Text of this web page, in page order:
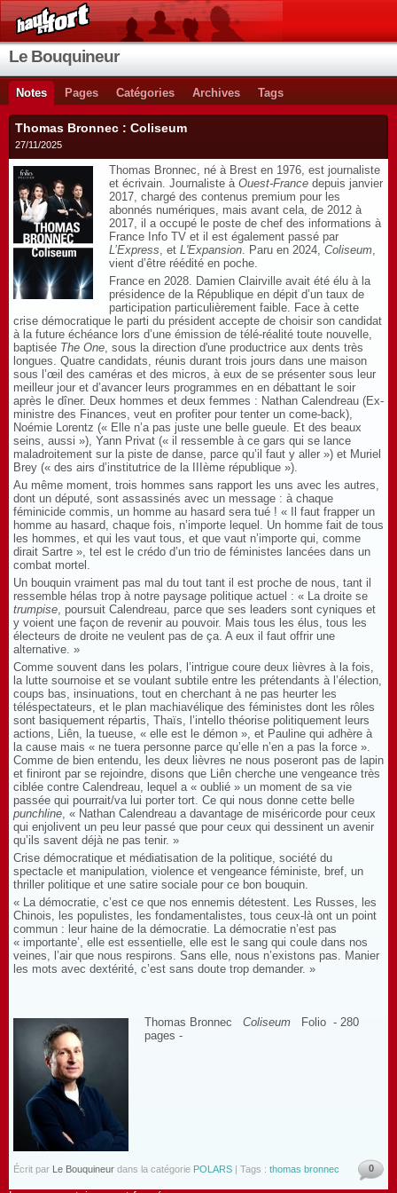
Le Bouquineur
Notes Pages Catégories Archives Tags
Thomas Bronnec : Coliseum
27/11/2025
Thomas Bronnec, né à Brest en 1976, est journaliste
et écrivain. Journaliste àOuest-France depuis janvier
2017, chargé des contenus premium pour les
abonnés numériques, mais avant cela, de 2012 à
2017, il a occupé le poste de chef des informations à
France Info TV et il est également passé par
L’Express, etL'Expansion. Paru en 2024,Coliseum,
vient d’être réédité en poche.
France en 2028. Damien Clairville avait été élu à la
présidence de la République en dépit d’un taux de
participation particulièrement faible. Face à cette
crise démocratique le parti du président accepte de choisir son candidat
à la future échéance lors d’une émission de télé-réalité toute nouvelle,
baptisée The One, sous la direction d'une productrice aux dents très
longues. Quatre candidats, réunis durant trois jours dans une maison
sous l’œil des caméras et des micros, à eux de se présenter sous leur
meilleur jour et d’avancer leurs programmes en en débattant le soir
après le dîner. Deux hommes et deux femmes : Nathan Calendreau (Ex-
ministre des Finances, veut en profiter pour tenter un come-back),
Noémie Lorentz (« Elle n’a pas juste une belle gueule. Et des beaux
seins, aussi »), Yann Privat (« il ressemble à ce gars qui se lance
maladroitement sur la piste de danse, parce qu’il faut y aller ») et Muriel
Brey (« des airs d’institutrice de la IIIème république »).
Au même moment, trois hommes sans rapport les uns avec les autres,
dont un député, sont assassinés avec un message : à chaque
féminicide commis, un homme au hasard sera tué ! « Il faut frapper un
homme au hasard, chaque fois, n’importe lequel. Un homme fait de tous
les hommes, et qui les vaut tous, et que vaut n’importe qui, comme
dirait Sartre », tel est le crédo d’un trio de féministes lancées dans un
combat mortel.
Un bouquin vraiment pas mal du tout tant il est proche de nous, tant il
ressemble hélas trop à notre paysage politique actuel : « La droite se
trumpise, poursuit Calendreau, parce que ses leaders sont cyniques et
y voient une façon de revenir au pouvoir. Mais tous les élus, tous les
électeurs de droite ne veulent pas de ça. A eux il faut offrir une
alternative. »
Comme souvent dans les polars, l’intrigue coure deux lièvres à la fois,
la lutte sournoise et se voulant subtile entre les prétendants à l’élection,
coups bas, insinuations, tout en cherchant à ne pas heurter les
téléspectateurs, et le plan machiavélique des féministes dont les rôles
sont basiquement répartis, Thaïs, l’intello théorise politiquement leurs
actions, Liên, la tueuse, « elle est le démon », et Pauline qui adhère à
la cause mais « ne tuera personne parce qu’elle n’en a pas la force ».
Comme de bien entendu, les deux lièvres ne nous poseront pas de lapin
et finiront par se rejoindre, disons que Liên cherche une vengeance très
ciblée contre Calendreau, lequel a « oublié » un moment de sa vie
passée qui pourrait/va lui porter tort. Ce qui nous donne cette belle
punchline, « Nathan Calendreau a davantage de miséricorde pour ceux
qui enjolivent un peu leur passé que pour ceux qui dessinent un avenir
qu’ils savent déjà ne pas tenir. »
Crise démocratique et médiatisation de la politique, société du
spectacle et manipulation, violence et vengeance féministe, bref, un
thriller politique et une satire sociale pour ce bon bouquin.
« La démocratie, c’est ce que nos ennemis détestent. Les Russes, les
Chinois, les populistes, les fondamentalistes, tous ceux-là ont un point
commun : leur haine de la démocratie. La démocratie n’est pas
« importante’, elle est essentielle, elle est le sang qui coule dans nos
veines, l’air que nous respirons. Sans elle, nous n’existons pas. Manier
les mots avec dextérité, c’est sans doute trop demander. »
Thomas BronnecColiseum Folio - 280
pages -
Écrit par Le Bouquineur dans la catégorie POLARS | Tags : thomas bronnec 0